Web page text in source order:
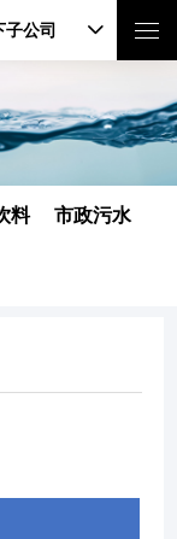
子公司
料 市政污水